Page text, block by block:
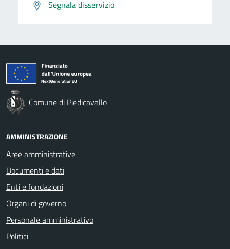
Segnala disservizio
Comune di Piedicavallo
AMMINISTRAZIONE
Aree amministrative
Documenti e dati
Enti e fondazioni
Organi di governo
Personale amministrativo
Politici